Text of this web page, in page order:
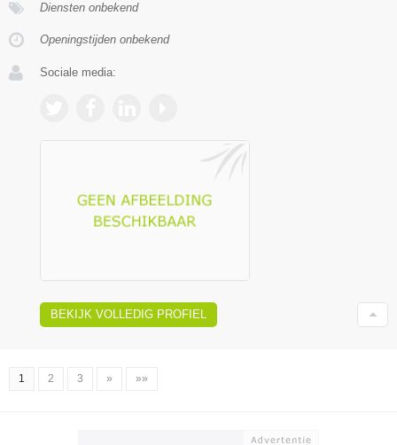
Diensten onbekend
Openingstijden onbekend
Sociale media:
BEKIJK VOLLEDIG PROFIEL
1 2 3 » »»